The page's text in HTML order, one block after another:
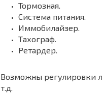
Тормозная.
Система питания.
Иммобилайзер.
Тахограф.
Ретардер.
Возможны регулировки
т.д.